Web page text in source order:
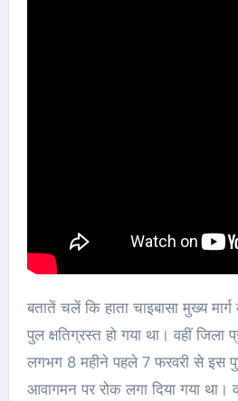
बतातें चलें कि हाता चाइबासा मुख्य
पुल क्षतिग्रस्त हो गया था। वहीं जिला
लगभग 8 महीने पहले 7 फरवरी से इस
आवागमन पर रोक लगा दिया गया था।